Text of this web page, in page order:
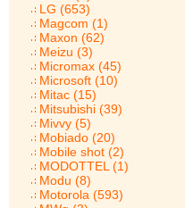
LG (653)
Magcom (1)
Maxon (62)
Meizu (3)
Micromax (45)
Microsoft (10)
Mitac (15)
Mitsubishi (39)
Mivvy (5)
Mobiado (20)
Mobile shot (2)
MODOTTEL (1)
Modu (8)
Motorola (593)